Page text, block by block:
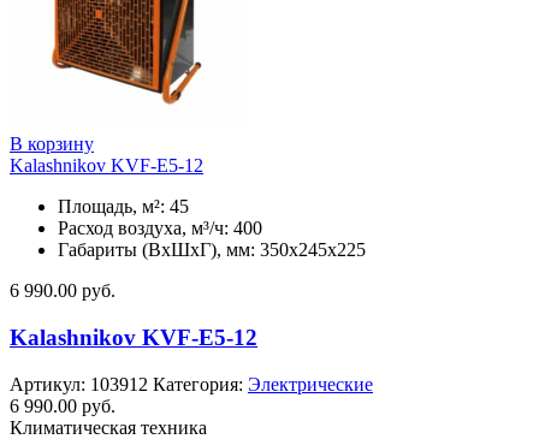
В корзину
Kalashnikov KVF-E5-12
Площадь, м²: 45
Расход воздуха, м³/ч: 400
Габариты (ВхШхГ), мм: 350x245x225
6 990.00 руб.
Kalashnikov KVF-E5-12
Артикул: 103912 Категория: Электрические
6 990.00 руб.
Климатическая техника